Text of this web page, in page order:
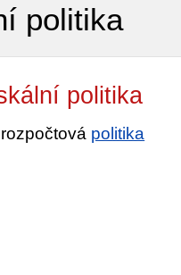
politika
politika
rozpočtová politika